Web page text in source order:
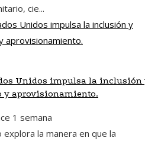
cie...
Unidos impulsa la inclusión
y aprovisionamiento.
1 semana
la manera en que la